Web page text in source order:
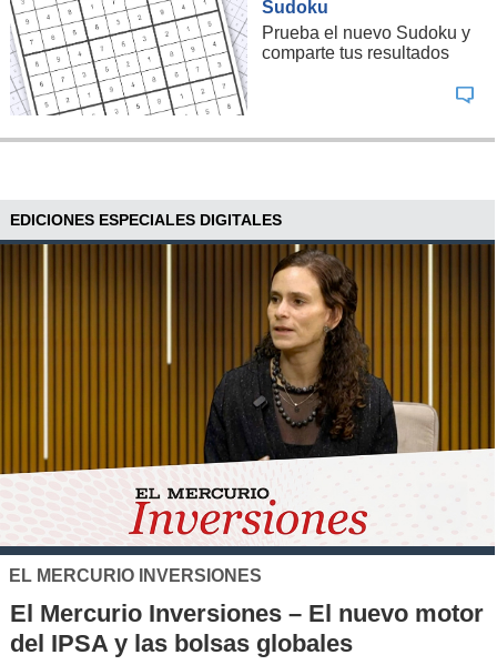
Sudoku
Prueba el nuevo Sudoku y
comparte tus resultados
EDICIONES ESPECIALES DIGITALES
motor
SANTO TOMÁS
IP-CFT Santo Tomás y Red de
Municipales firman alianza para
la innovación en los territorios